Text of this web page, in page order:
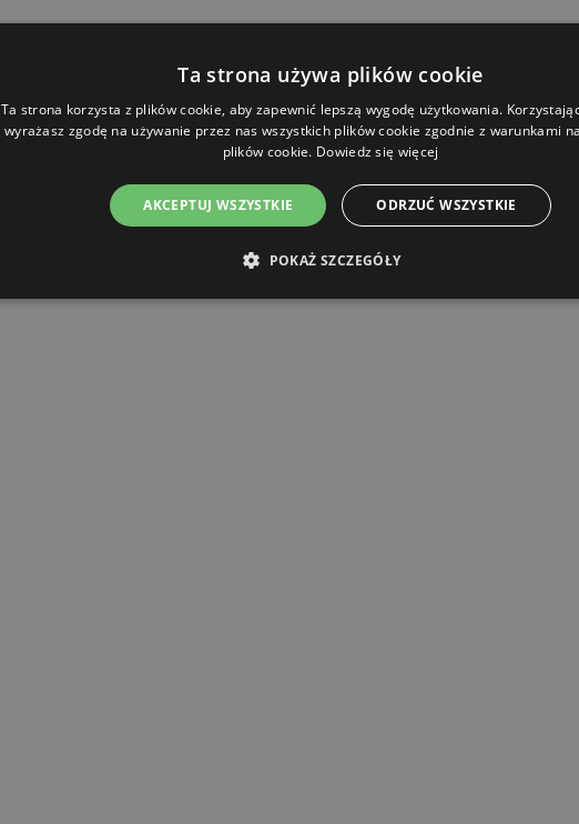
Ta strona używa plików cookie
Ta strona korzysta z plików cookie, aby zapewnić lepszą wygodę użytkowania.
wyrażasz zgodę na używanie przez nas wszystkich plików cookie zgodnie z warunkami
plików cookie. Dowiedz się więcej
AKCEPTUJ WSZYSTKIE ODRZUĆ WSZYSTKIE
POKAŻ SZCZEGÓŁY